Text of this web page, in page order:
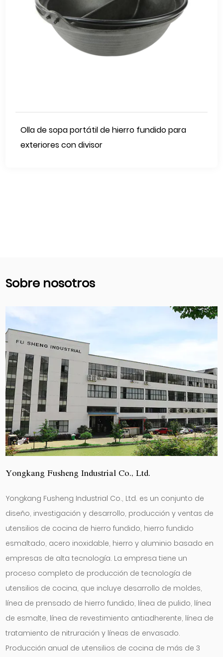
Olla de sopa portátil de hierro fundido para
exteriores con divisor
Sobre nosotros
Yongkang Fusheng Industrial Co., Ltd.
Yongkang Fusheng Industrial Co., Ltd. es un conjunto de
diseño, investigación y desarrollo, producción y ventas de
utensilios de cocina de hierro fundido, hierro fundido
esmaltado, acero inoxidable, hierro y aluminio basado en
empresas de alta tecnología. La empresa tiene un
proceso completo de producción de tecnología de
utensilios de cocina, que incluye desarrollo de moldes,
línea de prensado de hierro fundido, línea de pulido, línea
de esmalte, línea de revestimiento antiadherente, línea de
tratamiento de nitruración y líneas de envasado.
Producción anual de utensilios de cocina de más de 3